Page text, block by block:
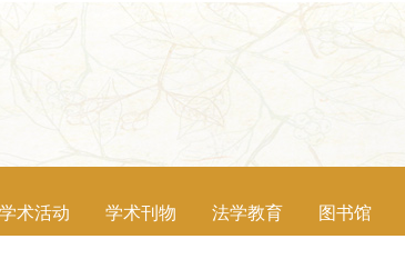
学术活动 学术刊物 法学教育 图书馆